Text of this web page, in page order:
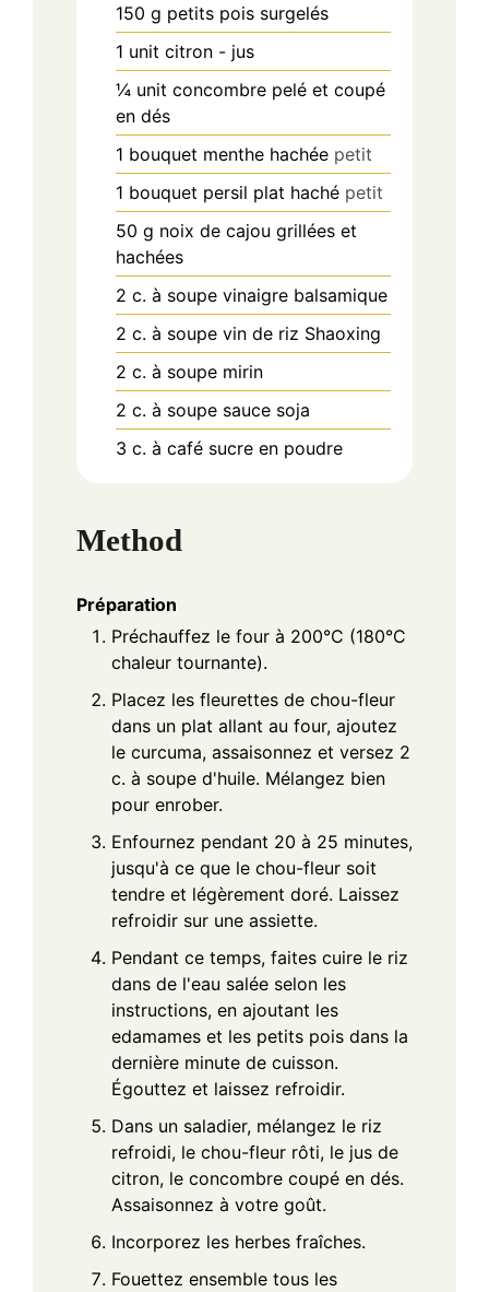
150 g petits pois surgelés
1 unit citron - jus
¼ unit concombre pelé et coupé
en dés
1 bouquet menthe hachée petit
1 bouquet persil plat haché petit
50 g noix de cajou grillées et
hachées
2 c. à soupe vinaigre balsamique
2 c. à soupe vin de riz Shaoxing
2 c. à soupe mirin
2 c. à soupe sauce soja
3 c. à café sucre en poudre
Method
Préparation
Préchauffez le four à 200°C (180°C
chaleur tournante).
Placez les fleurettes de chou-fleur
dans un plat allant au four, ajoutez
le curcuma, assaisonnez et versez 2
c. à soupe d'huile. Mélangez bien
pour enrober.
Enfournez pendant 20 à 25 minutes,
jusqu'à ce que le chou-fleur soit
tendre et légèrement doré. Laissez
refroidir sur une assiette.
Pendant ce temps, faites cuire le riz
dans de l'eau salée selon les
instructions, en ajoutant les
edamames et les petits pois dans la
dernière minute de cuisson.
Égouttez et laissez refroidir.
Dans un saladier, mélangez le riz
refroidi, le chou-fleur rôti, le jus de
citron, le concombre coupé en dés.
Assaisonnez à votre goût.
Incorporez les herbes fraîches.
Fouettez ensemble tous les